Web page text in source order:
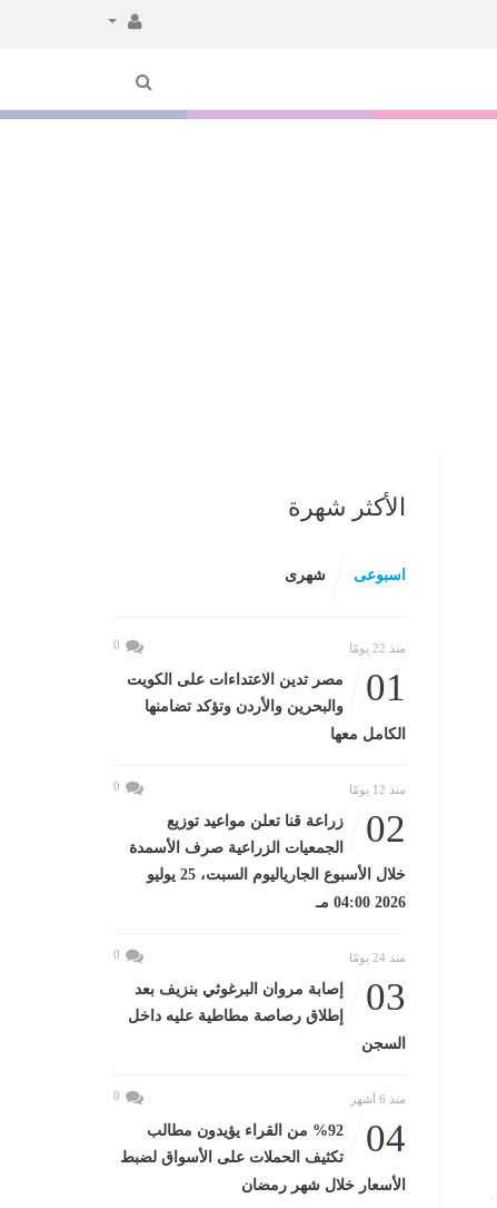
الأكثر شهرة
اسبوعى شهرى
منذ 22 يومًا 0
01
مصر تدين الاعتداءات على الكويت
والبحرين والأردن وتؤكد تضامنها
الكامل معها
منذ 12 يومًا 0
02
زراعة قنا تعلن مواعيد توزيع
الجمعيات الزراعية صرف الأسمدة
خلال الأسبوع الجارياليوم السبت، 25 يوليو
2026 04:00 مـ
منذ 24 يومًا 0
03
إصابة مروان البرغوثي بنزيف بعد
إطلاق رصاصة مطاطية عليه داخل
السجن
منذ 6 أشهر 0
04
%92 من القراء يؤيدون مطالب
تكثيف الحملات على الأسواق لضبط
الأسعار خلال شهر رمضان